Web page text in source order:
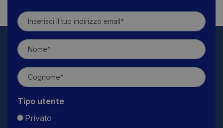
Tipo utente
Privato